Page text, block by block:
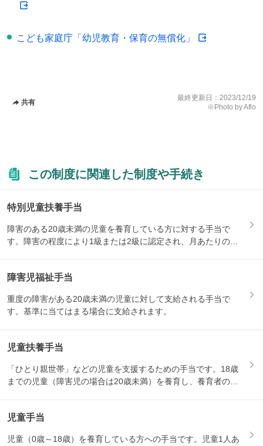
こども家庭庁「幼児教育・保育の無償化」
共有
最終更新日： 2023/12/19
※Photo by Aflo
この制度に関連した制度や手続き
特別児童扶養手当
障害のある20歳未満の児童を養育している方に対する手当で
す。障害の程度により1級または2級に認定され、月あたりの支
障害児福祉手当
重度の障害がある20歳未満の児童に対して支給される手当で
す。基準に当てはまる場合に支給されます。
児童扶養手当
「ひとり親世帯」などの児童を支援するための手当です。18歳
までの児童（障害児の場合は20歳未満）を養育し、養育者の所
児童手当
児童（0歳～18歳）を養育している方への手当です。児童1人あ